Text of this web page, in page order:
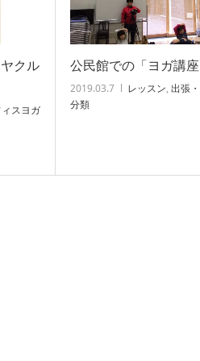
クル
スヨガ
公民館での「ヨガ講座
2019.03.7 レッスン, 出張
分類